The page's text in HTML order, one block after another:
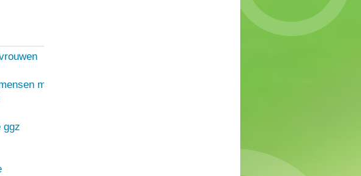
met een depressie
ggz